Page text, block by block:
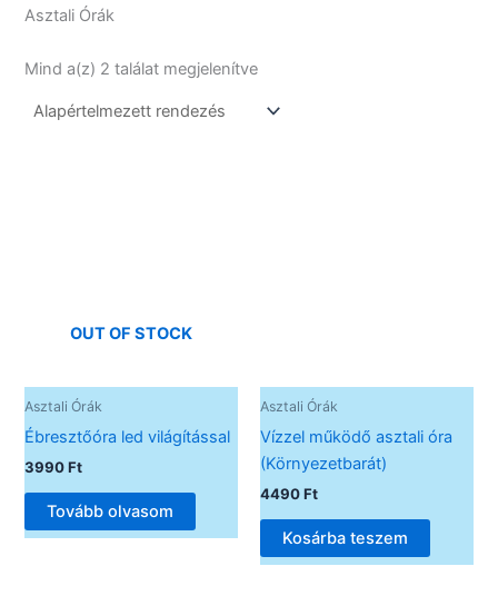
Asztali Órák
Mind a(z) 2 találat megjelenítve
OUT OF STOCK
Asztali Órák
Ébresztőóra led világítással
3990Ft
Tovább olvasom
Asztali Órák
Vízzel működő asztali óra
(Környezetbarát)
4490Ft
Kosárba teszem